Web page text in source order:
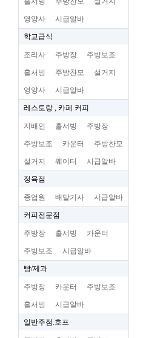
영양사 시급알바
학교급식
조리사 주방장 주방보조
홀서빙 주방찬모 설거지
영양사 시급알바
레스토랑 , 카페 커피
지배인 홀서빙 주방장
주방보조 카운터 주방찬모
설거지 웨이터 시급알바
정육점
종업원 배달기사 시급알바
커피전문점
주방장 홀서빙 카운터
주방보조 시급알바
빵/제과
주방장 카운터 주방보조
홀서빙 시급알바
일반주점.호프